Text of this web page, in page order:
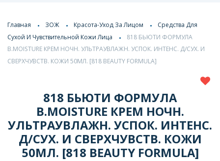
Главная ЗОЖ Красота-Уход За Лицом
Средства Для
Сухой И Чувствительной Кожи Лица
818 БЬЮТИ ФОРМУЛА
B.MOISTURE КРЕМ НОЧН. УЛЬТРАУВЛАЖН. УСПОК. ИНТЕНС. Д/СУХ. И
СВЕРХЧУВСТВ. КОЖИ 50МЛ. [818 BEAUTY FORMULA]
818 БЬЮТИ ФОРМУЛА
B.MOISTURE КРЕМ НОЧН.
УЛЬТРАУВЛАЖН. УСПОК. ИНТЕНС.
Д/СУХ. И СВЕРХЧУВСТВ. КОЖИ
50МЛ. [818 BEAUTY FORMULA]